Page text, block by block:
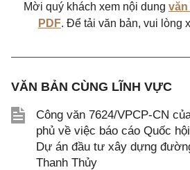
Mời quý khách xem nội dung
PDF. Để tải văn bản, vui lòng
VĂN BẢN CÙNG LĨNH VỰC
Công văn 7624/VPCP-CN
phủ về việc báo cáo Quốc
Dự án đầu tư xây dựng
Thanh Thủy